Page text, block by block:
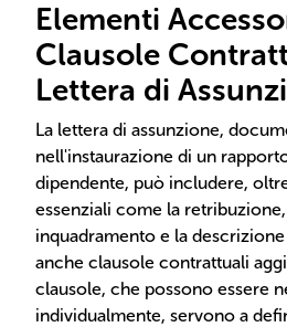
Elementi
Clausole
Lettera di
La lettera di assunzione,
nell'instaurazione di un
dipendente, può includere,
essenziali come la
inquadramento e la
anche clausole contrattuali
clausole, che possono essere
individualmente, servono a